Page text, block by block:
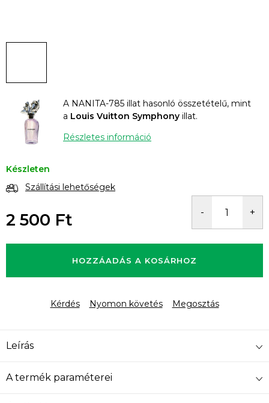
A NANITA-785 illat hasonló összetételű, mint
a Louis Vuitton Symphony illat.
Részletes információ
Készleten
Szállítási lehetőségek
2 500 Ft
HOZZÁADÁS A KOSÁRHOZ
Kérdés Nyomon követés Megosztás
Leírás
A termék paraméterei